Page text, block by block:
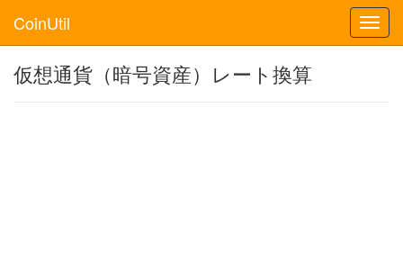
CoinUtil
仮想通貨（暗号資産）レート換算